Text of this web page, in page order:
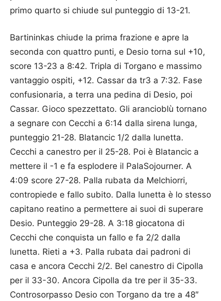
primo quarto si chiude sul punteggio di 13-21.
Bartininkas chiude la prima frazione e apre la
seconda con quattro punti, e Desio torna sul +10,
score 13-23 a 8:42. Tripla di Torgano e massimo
vantaggio ospiti, +12. Cassar da tr3 a 7:32. Fase
confusionaria, a terra una pedina di Desio, poi
Cassar. Gioco spezzettato. Gli arancioblù tornano
a segnare con Cecchi a 6:14 dalla sirena lunga,
punteggio 21-28. Blatancic 1/2 dalla lunetta.
Cecchi a canestro per il 25-28. Poi è Blatancic a
mettere il -1 e fa esplodere il PalaSojourner. A
4:09 score 27-28. Palla rubata da Melchiorri,
contropiede e fallo subito. Dalla lunetta è lo stesso
capitano reatino a permettere ai suoi di superare
Desio. Punteggio 29-28. A 3:18 giocatona di
Cecchi che conquista un fallo e fa 2/2 dalla
lunetta. Rieti a +3. Palla rubata dai padroni di
casa e ancora Cecchi 2/2. Bel canestro di Cipolla
per il 33-30. Ancora Cipolla da tre per il 35-33.
Controsorpasso Desio con Torgano da tre a 48″